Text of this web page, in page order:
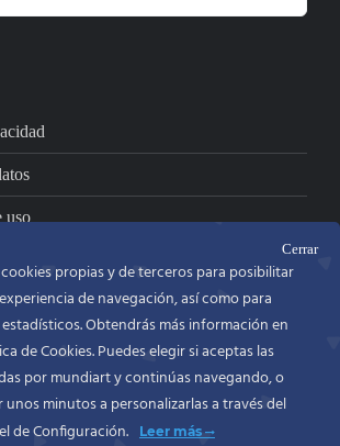
uso
S.L.
(Valencia)
Cerrar
propias y de terceros para posibilitar
de navegación, así como para
Obtendrás más información en
de Cookies. Puedes elegir si aceptas las
por mundiart y continúas navegando, o
unos minutos a personalizarlas a través del
de Configuración.
Leer más